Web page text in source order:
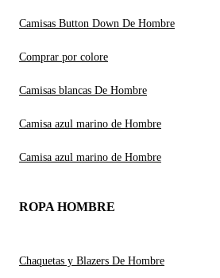
Camisas Button Down De Hombre
Comprar por colore
Camisas blancas De Hombre
Camisa azul marino de Hombre
Camisa azul marino de Hombre
ROPA HOMBRE
Chaquetas y Blazers De Hombre